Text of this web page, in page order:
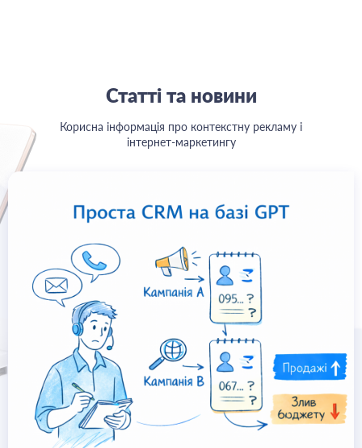
Статті та новини
Корисна інформація про контекстну рекламу і
інтернет-маркетингу